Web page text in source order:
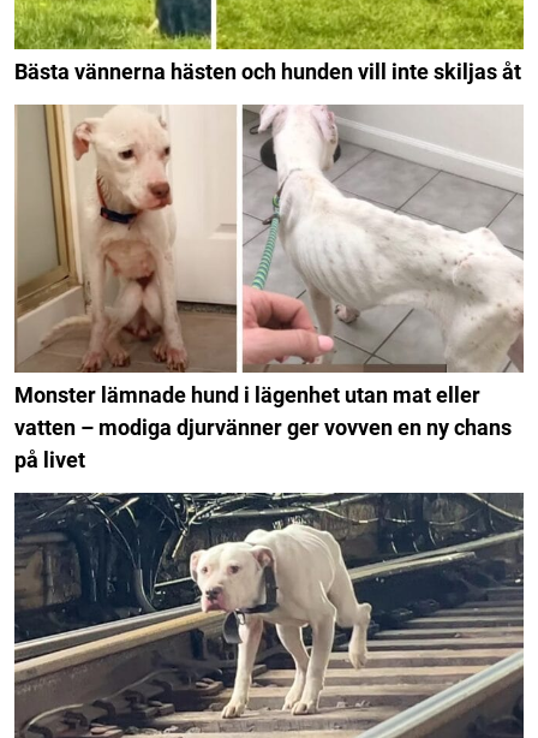
Bästa vännerna hästen och hunden vill inte skiljas åt
Monster lämnade hund i lägenhet utan mat eller
vatten – modiga djurvänner ger vovven en ny chans
på livet